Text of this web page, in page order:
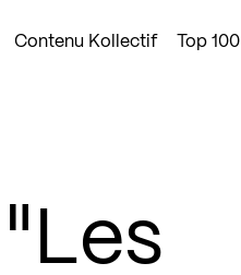
Contenu Kollectif Top 100